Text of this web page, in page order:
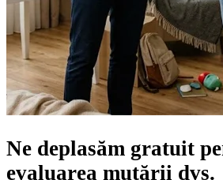
Ne deplasăm gratuit
evaluarea mutării dvs.